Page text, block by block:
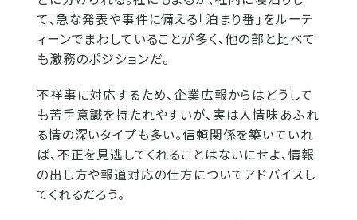
て、急な発表や事件に備える「泊まり番」をルーテ
ィーンでまわしていることが多く、他の部と比べて
も激務のポジションだ。
不祥事に対応するため、企業広報からはどうして
も苦手意識を持たれやすいが、実は人情味あふれ
る情の深いタイプも多い。信頼関係を築いていれ
ば、不正を見逃してくれることはないにせよ、情報
の出し方や報道対応の仕方についてアドバイスし
てくれるだろう。